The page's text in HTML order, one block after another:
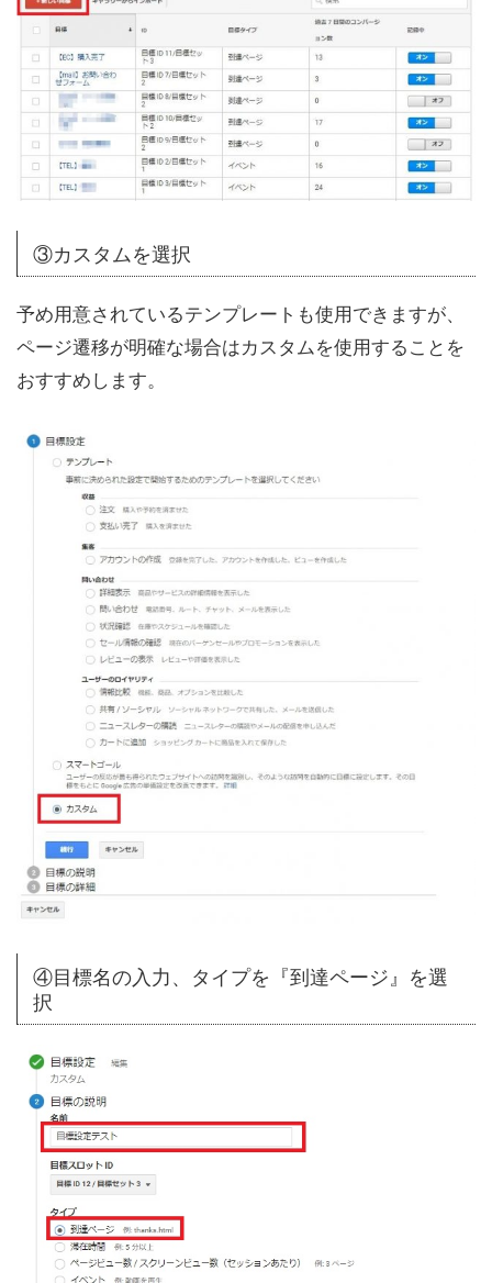
③カスタムを選択
予め用意されているテンプレートも使用できますが、
ページ遷移が明確な場合はカスタムを使用することを
おすすめします。
④目標名の入力、タイプを『到達ページ』を選
択